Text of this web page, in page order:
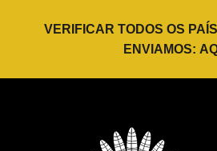
VERIFICAR TODOS OS
ENVIAMOS: